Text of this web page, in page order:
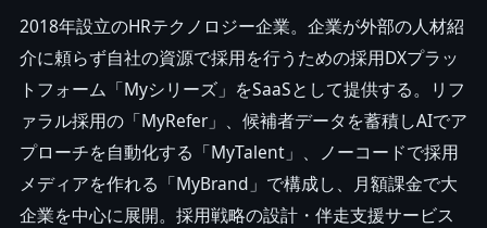
2018年設立のHRテクノロジー企業。企業が外部の人材紹
介に頼らず自社の資源で採用を行うための採用DXプラッ
トフォーム「Myシリーズ」をSaaSとして提供する。リフ
ァラル採用の「MyRefer」、候補者データを蓄積しAIでア
プローチを自動化する「MyTalent」、ノーコードで採用
メディアを作れる「MyBrand」で構成し、月額課金で大
企業を中心に展開。採用戦略の設計・伴走支援サービス